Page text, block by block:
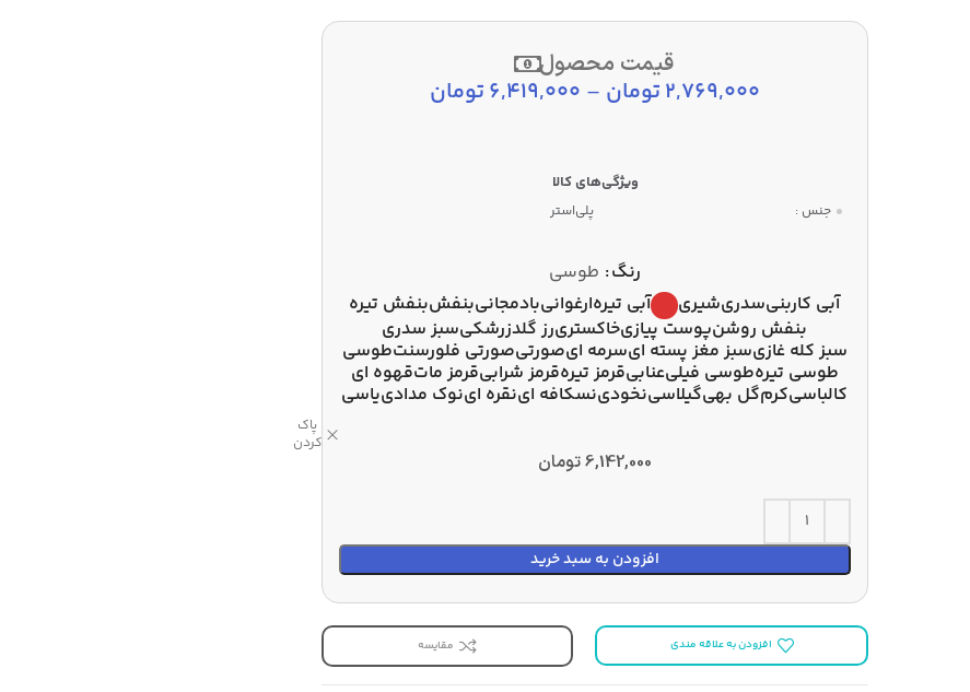
قیمت محصول
2,769,000تومان –
6,419,000تومان
جنس : پلی‌استر
رنگ طوسی
آبی کاربنیسدریشیری آبی تیرهارغوانیبادمجانیبنفشبنفش تیره
بنفش روشنپوست پیازیخاکستریرز گلدزرشکیسبز سدری
سبز کله غازیسبز مغز پسته ایسرمه ایصورتیصورتی فلورسنتطوسی
طوسی تیرهطوسی فیلیعنابیقرمز تیرهقرمز شرابیقرمز ماتقهوه ای
کالباسیکرمگل بهیگیلاسینخودینسکافه اینقره اینوک مدادییاسی
پاک
کردن
6,142,000تومان
افزودن به سبد خرید
افزودن به علاقه مندی مقایسه